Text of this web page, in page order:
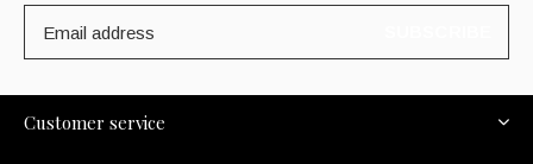
Customer service